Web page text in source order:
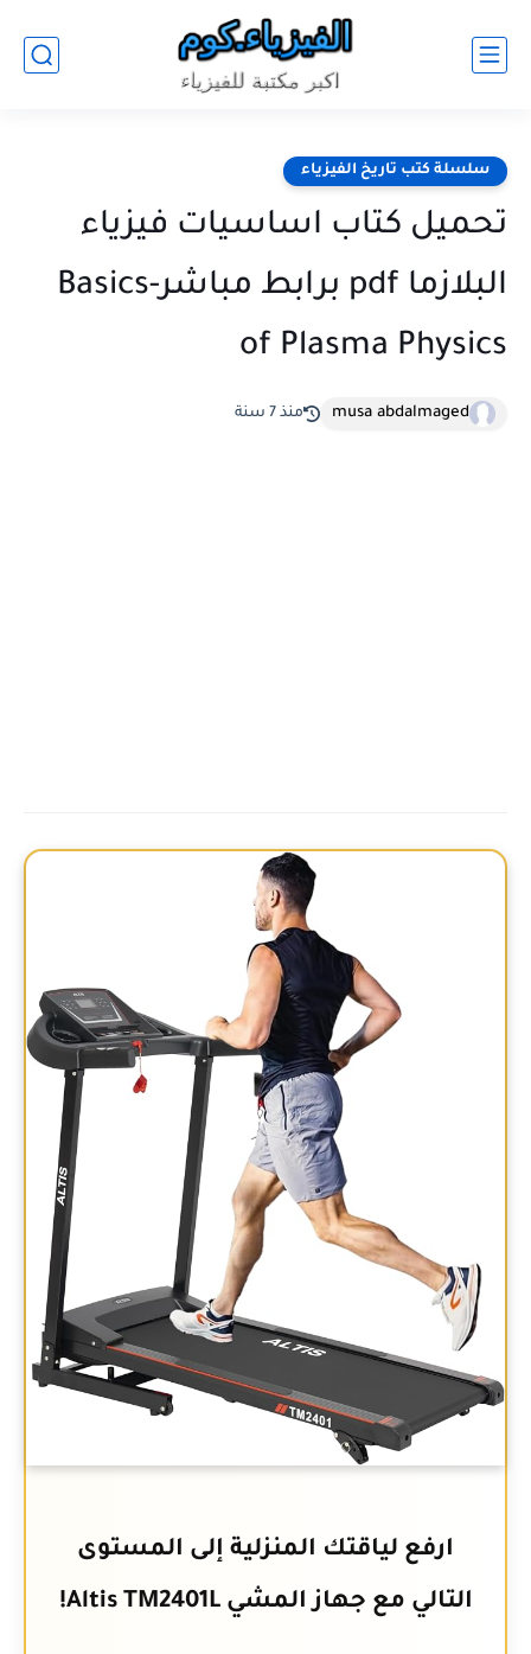
سلسلة كتب تاريخ الفيزياء
تحميل كتاب اساسيات فيزياء
البلازما pdf برابط مباشر-Basics
of Plasma Physics
musa abdalmaged منذ 7 سنة
ارفع لياقتك المنزلية إلى المستوى
التالي مع جهاز المشي Altis TM2401L!